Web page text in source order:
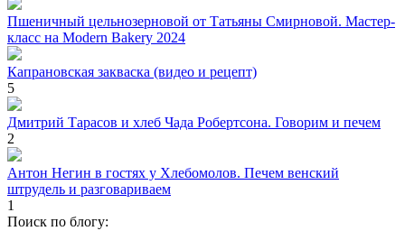
Пшеничный цельнозерновой от Татьяны Смирновой. Мастер-
класс на Modern Bakery 2024
Капрановская закваска (видео и рецепт)
5
Дмитрий Тарасов и хлеб Чада Робертсона. Говорим и печем
2
Антон Негин в гостях у Хлебомолов. Печем венский
штрудель и разговариваем
1
Поиск по блогу: